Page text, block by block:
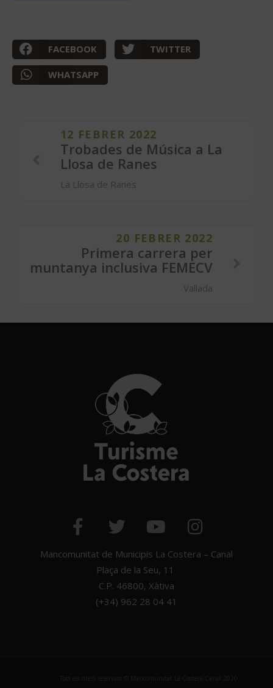
FACEBOOK TWITTER
WHATSAPP
12 FEBRER 2022
Trobades de Música a La
Llosa de Ranes
La Llosa de Ranes
20 FEBRER 2022
Primera carrera per
muntanya inclusiva FEMECV
Vallada
Mancomunitat de Municipis La Costera – Canal
Plaça de la Seu, 11
C.P. 46800, Xàtiva
(+34) 962 28 04 41